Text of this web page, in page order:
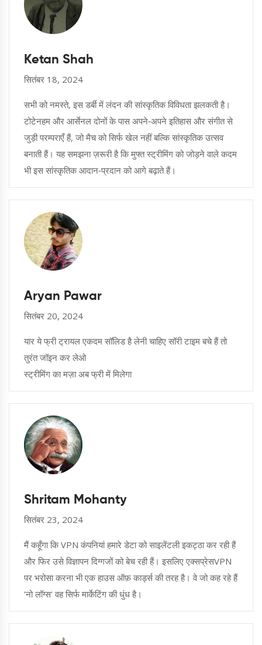
Ketan Shah
सितंबर 18, 2024
सभी को नमस्ते, इस डर्बी में लंदन की सांस्कृतिक विविधता झलकती है।
टोटेनहम और आर्सेनल दोनों के पास अपने‑अपने इतिहास और संगीत से
जुड़ी परम्पराएँ हैं, जो मैच को सिर्फ खेल नहीं बल्कि सांस्कृतिक उत्सव
बनाती हैं। यह समझना ज़रूरी है कि मुफ्त स्ट्रीमिंग को जोड़ने वाले कदम
भी इस सांस्कृतिक आदान‑प्रदान को आगे बढ़ाते हैं।
Aryan Pawar
सितंबर 20, 2024
यार ये फ्री ट्रायल एकदम सॉलिड है लेनी चाहिए सॉरी टाइम बचे हैं तो
तुरंत जॉइन कर लेओ
स्ट्रीमिंग का मज़ा अब फ्री में मिलेगा
Shritam Mohanty
सितंबर 23, 2024
मैं कहूँगा कि VPN कंपनियां हमारे डेटा को साइलेंटली इकट्ठा कर रही हैं
और फिर उसे विज्ञापन दिग्गजों को बेच रही हैं। इसलिए एक्सप्रेसVPN
पर भरोसा करना भी एक हाउस ऑफ़ कार्ड्स की तरह है। वे जो कह रहे हैं
'नो लॉग्स' वह सिर्फ मार्केटिंग की धुंध है।